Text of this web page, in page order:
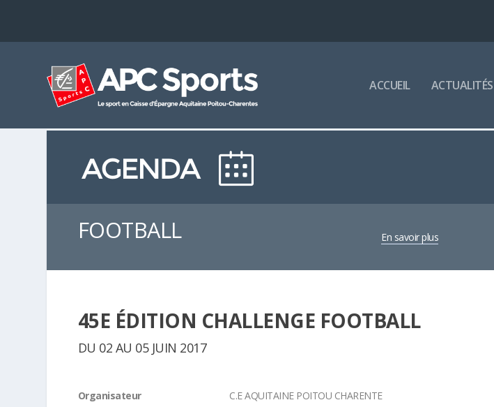
ACCUEIL ACTUALITÉS
FOOTBALL En savoir plus
45E ÉDITION CHALLENGE FOOTBALL
DU 02 AU 05 JUIN 2017
Organisateur C.E AQUITAINE POITOU CHARENTE